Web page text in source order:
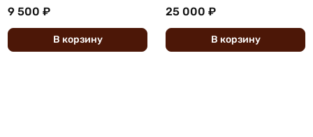
9 500 ₽
В корзину
25 000 ₽
В корзину